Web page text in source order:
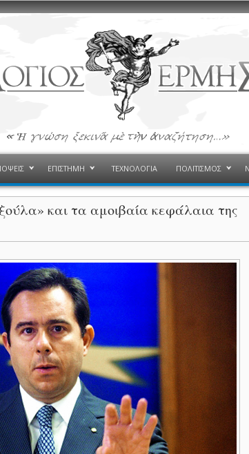
ΕΠΙΣΤΗΜΗ ΤΕΧΝΟΛΟΓΙΑ ΠΟΛΙΤΙΣΜΟΣ
και τα αμοιβαία κεφάλαια της